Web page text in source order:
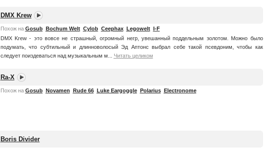
DMX Krew
Похож на Gosub Bochum Welt Cylob Ceephax Legowelt I-F
DMX Krew - это вовсе не страшный, огромный негр, увешанный поддельным золотом. Можно было
подумать, что субтильный и длинноволосый Эд Аптонс выбрал себе такой псевдоним, чтобы как
следует поиздеваться над музыкальным м...
Читать целиком
Ra-X
Похож на Gosub Novamen Rude 66 Luke Eargoggle Polarius Electronome
Boris Divider